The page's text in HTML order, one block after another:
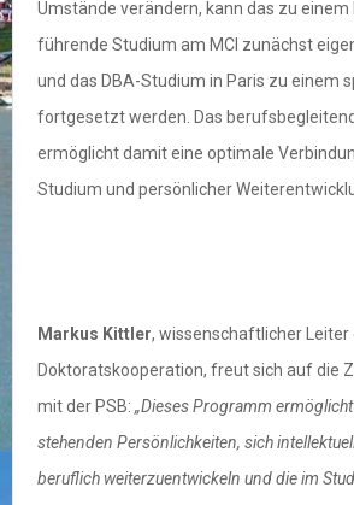
Umstände verändern, kann das zu
führende Studium am MCI zunächst
und das DBA-Studium in Paris zu einem
fortgesetzt werden. Das
ermöglicht damit eine optimale
Studium und persönlicher
Markus Kittler, wissenschaftlicher Leiter
Doktoratskooperation, freut sich auf die
mit der PSB: „Dieses Programm
stehenden Persönlichkeiten, sich
beruflich weiterzuentwickeln und die im